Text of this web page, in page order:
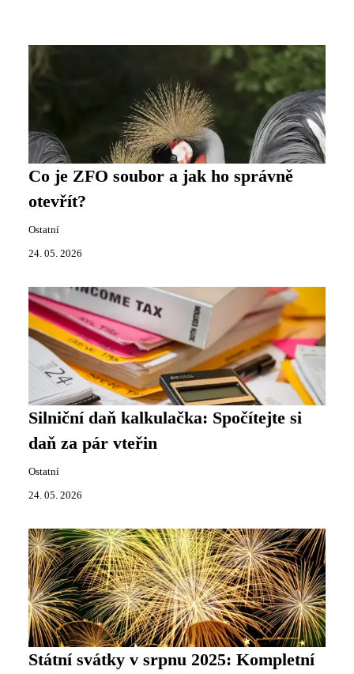
Co je ZFO soubor a jak ho správně
otevřít?
Ostatní
24. 05. 2026
Silniční daň kalkulačka: Spočítejte si
daň za pár vteřin
Ostatní
24. 05. 2026
Státní svátky v srpnu 2025: Kompletní